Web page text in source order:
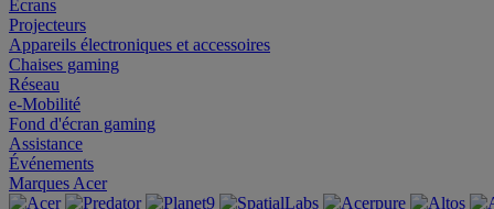
Écrans
Projecteurs
Appareils électroniques et accessoires
Chaises gaming
Réseau
e-Mobilité
Fond d'écran gaming
Assistance
Événements
Marques Acer